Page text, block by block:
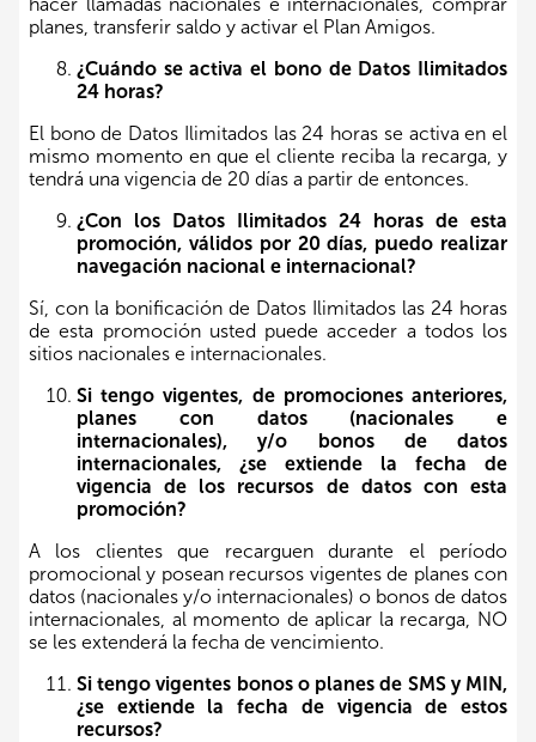
planes, transferir saldo y activar el Plan Amigos.
¿Cuándo se activa el bono de Datos Ilimitados
24 horas?
El bono de Datos Ilimitados las 24 horas se activa en el
mismo momento en que el cliente reciba la recarga, y
tendrá una vigencia de 20 días a partir de entonces.
¿Con los Datos Ilimitados 24 horas de esta
promoción, válidos por 20 días, puedo realizar
navegación nacional e internacional?
Sí, con la bonificación de Datos Ilimitados las 24 horas
de esta promoción usted puede acceder a todos los
sitios nacionales e internacionales.
Si tengo vigentes, de promociones anteriores,
planes con datos (nacionales e
internacionales), y/o bonos de datos
internacionales, ¿se extiende la fecha de
vigencia de los recursos de datos con esta
promoción?
A los clientes que recarguen durante el período
promocional y posean recursos vigentes de planes con
datos (nacionales y/o internacionales) o bonos de datos
internacionales, al momento de aplicar la recarga, NO
se les extenderá la fecha de vencimiento.
Si tengo vigentes bonos o planes de SMS y MIN,
¿se extiende la fecha de vigencia de estos
recursos?